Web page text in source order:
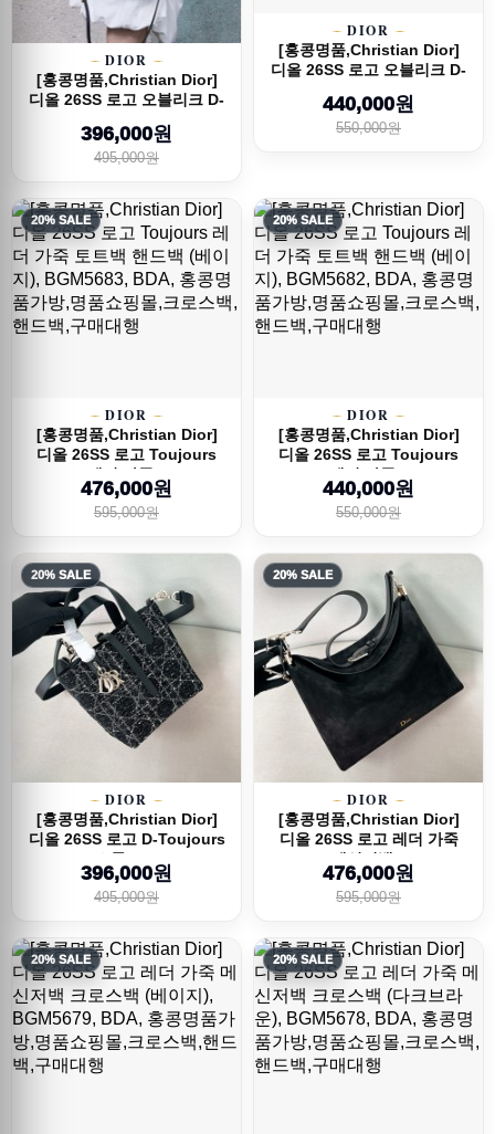
DIOR
[홍콩명품,Christian Dior]
디올 26SS 로고 오블리크 D-
396,000원
495,000원
DIOR
[홍콩명품,Christian Dior]
디올 26SS 로고 오블리크 D-
440,000원
550,000원
20% SALE
DIOR
[홍콩명품,Christian Dior]
디올 26SS 로고 Toujours
레더 가죽...
476,000원
595,000원
20% SALE
DIOR
[홍콩명품,Christian Dior]
디올 26SS 로고 Toujours
레더 가죽...
440,000원
550,000원
20% SALE
DIOR
[홍콩명품,Christian Dior]
디올 26SS 로고 D-Toujours
스몰 토...
396,000원
495,000원
20% SALE
DIOR
[홍콩명품,Christian Dior]
디올 26SS 로고 레더 가죽
메신저백...
476,000원
595,000원
20% SALE 20% SALE